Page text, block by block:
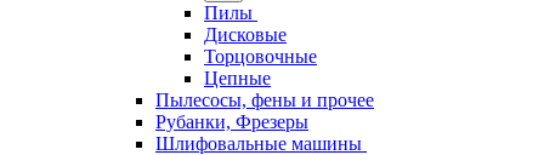
Пилы
Дисковые
Торцовочные
Цепные
Пылесосы, фены и прочее
Рубанки, Фрезеры
Шлифовальные машины